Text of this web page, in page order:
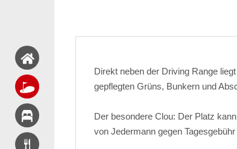
Direkt neben der Driving Range
gepflegten Grüns, Bunkern und
Der besondere Clou: Der Platz
von Jedermann gegen